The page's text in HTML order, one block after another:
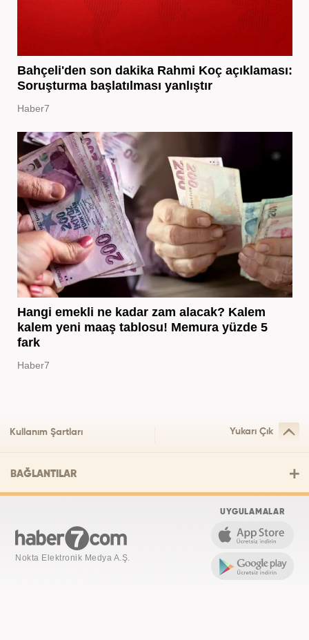
Bahçeli'den son dakika Rahmi Koç açıklaması:
Soruşturma başlatılması yanlıştır
Haber7
Hangi emekli ne kadar zam alacak? Kalem
kalem yeni maaş tablosu! Memura yüzde 5
fark
Haber7
Kullanım Şartları Yukarı Çık
BAĞLANTILAR
Nokta Elektronik Medya A.Ş.
UYGULAMALAR